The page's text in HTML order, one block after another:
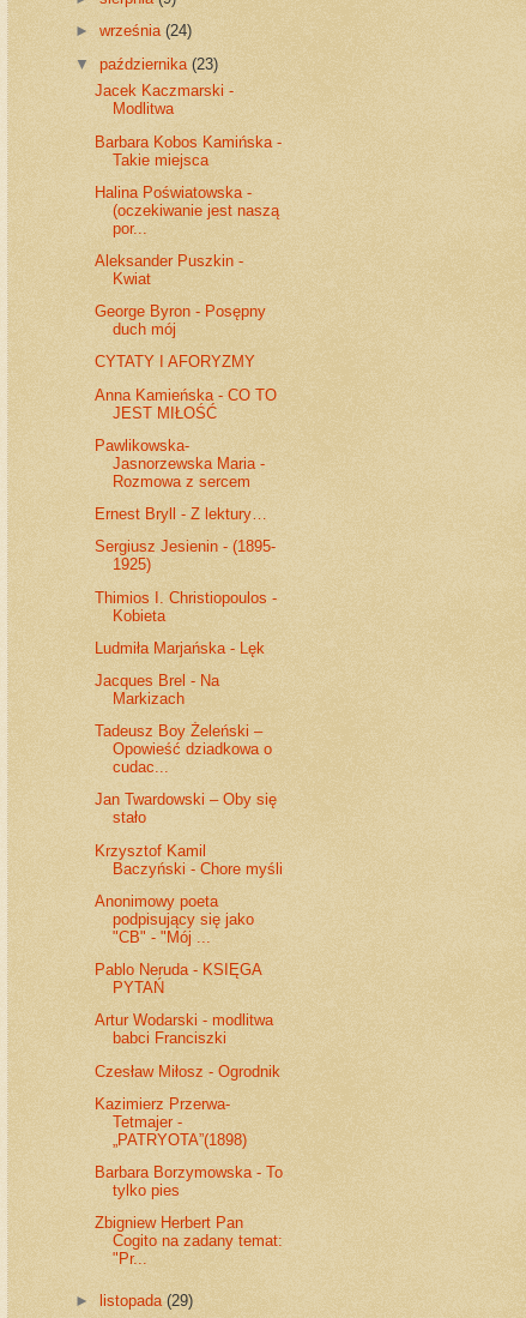
►września(24)
▼października(23)
Jacek Kaczmarski -
Modlitwa
Barbara Kobos Kamińska -
Takie miejsca
Halina Poświatowska -
(oczekiwanie jest naszą
por...
Aleksander Puszkin -
Kwiat
George Byron - Posępny
duch mój
CYTATY I AFORYZMY
Anna Kamieńska - CO TO
JEST MIŁOŚĆ
Pawlikowska-
Jasnorzewska Maria -
Rozmowa z sercem
Ernest Bryll - Z lektury…
Sergiusz Jesienin - (1895-
1925)
Thimios I. Christiopoulos -
Kobieta
Ludmiła Marjańska - Lęk
Jacques Brel - Na
Markizach
Tadeusz Boy Żeleński –
Opowieść dziadkowa o
cudac...
Jan Twardowski – Oby się
stało
Krzysztof Kamil
Baczyński - Chore myśli
Anonimowy poeta
podpisujący się jako
"CB" - "Mój ...
Pablo Neruda - KSIĘGA
PYTAŃ
Artur Wodarski - modlitwa
babci Franciszki
Czesław Miłosz - Ogrodnik
Kazimierz Przerwa-
Tetmajer -
„PATRYOTA”(1898)
Barbara Borzymowska - To
tylko pies
Zbigniew Herbert Pan
Cogito na zadany temat:
"Pr...
► listopada(29)